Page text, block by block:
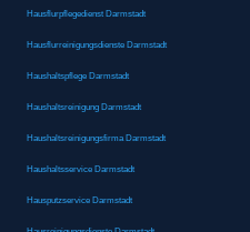
Hausflurpflegedienst Darmstadt
Hausflurreinigungsdienste Darmstadt
Haushaltspflege Darmstadt
Haushaltsreinigung Darmstadt
Haushaltsreinigungsfirma Darmstadt
Haushaltsservice Darmstadt
Hausputzservice Darmstadt